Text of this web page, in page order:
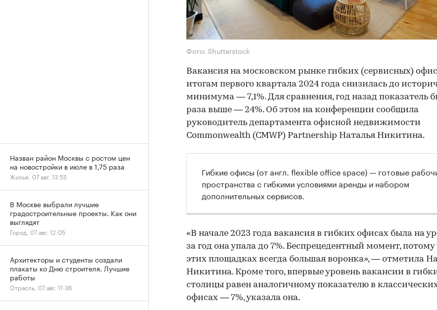
Фото: Shutterstock
Вакансия на московском рынке гибких (сервисных)
итогам первого квартала 2024 года снизилась до
минимума — 7,1%. Для сравнения, год назад показатель
раза выше — 24%. Об этом на конференции сообщила
руководитель департамента офисной недвижимости
Commonwealth (CMWP) Partnership Наталья Никитина.
Гибкие офисы (от англ. flexible office space) — готовые
пространства с гибкими условиями аренды и набором
дополнительных сервисов.
«В начале 2023 года вакансия в гибких офисах была на
за год она упала до 7%. Беспрецедентный момент, потому
этих площадках всегда большая воронка», — отметила
Никитина. Кроме того, впервые уровень вакансии в
столицы равен аналогичному показателю в
офисах — 7%, указала она.
Назван район Москвы с ростом цен
на новостройки в июле в 1,75 раза
Жилье, 07 авг, 13:55
В Москве выбрали лучшие
градостроительные проекты. Как они
выглядят
Город, 07 авг, 12:05
Архитекторы и студенты создали
плакаты ко Дню строителя. Лучшие
работы
Отрасль, 07 авг, 11:36